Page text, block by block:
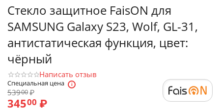
Стекло защитное FaisON для
SAMSUNG Galaxy S23, Wolf, GL-31,
антистатическая функция, цвет:
чёрный
Написать отзыв
Специальная цена
53900₽
34500 ₽